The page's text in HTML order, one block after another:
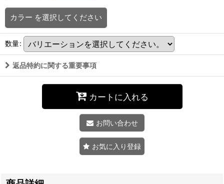
カラー を選択してください
数量:
返品特約に関する重要事項
カートに入れる
お問い合わせ
お気に入り登録